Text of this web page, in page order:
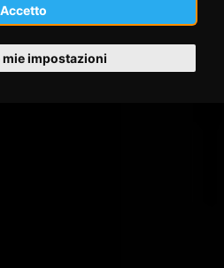
Accetto
mie impostazioni